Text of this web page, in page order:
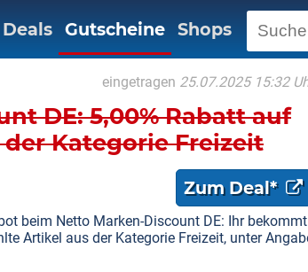
Deals Gutscheine Shops
eingetragen 25.07.2025 15:32
DE: 5,00% Rabatt auf
Kategorie Freizeit
Zum Deal*
beim Netto Marken-Discount DE: Ihr bekommt
Artikel aus der Kategorie Freizeit, unter